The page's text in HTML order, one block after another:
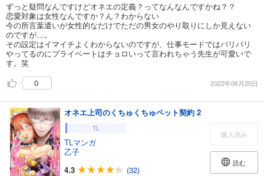
ずっと疑問なんですけどオネエの定義？ってなんなんですかね？？
恋愛対象は女性なんですか？ん？わからない
今の所言葉遣いが女性的なだけでただの男女のやり取りにしか見えない
のですが…。
その設定はイマイチよくわからないのですが、仕事モードではバリバリ
やってるのにプライベートはチョロいって言われちゃう先生が可愛いで
す。笑
0
2022年06月20日
オネエ上司のくちゅくちゅペット契約 2
TL
TLマンガ
乙子
4.3
(32)
購入済み
読む